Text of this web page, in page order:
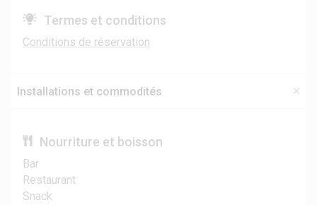
Termes et conditions
Conditions de réservation
Installations et commodités
Nourriture et boisson
Bar
Restaurant
Snack